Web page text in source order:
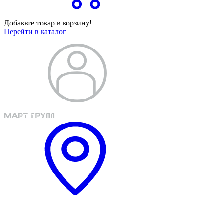
Добавьте товар в корзину!
Перейти в каталог